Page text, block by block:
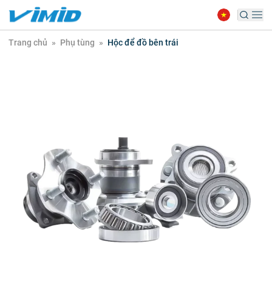
Trang chủ » Phụ tùng » Hộc để đồ bên trái